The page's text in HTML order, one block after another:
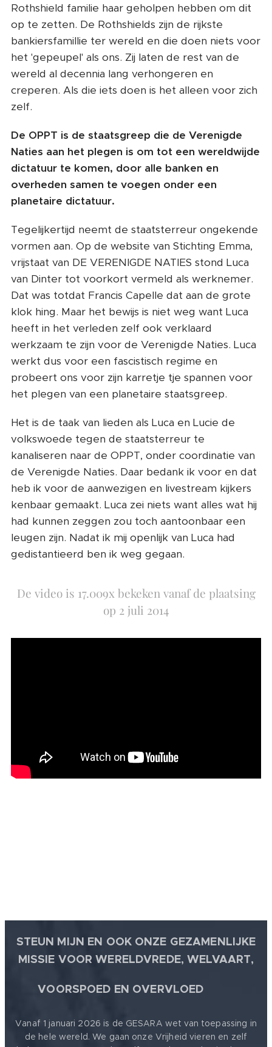
Rothshield familie haar geholpen hebben om dit
op te zetten. De Rothshields zijn de rijkste
bankiersfamillie ter wereld en die doen niets voor
het 'gepeupel' als ons. Zij laten de rest van de
wereld al decennia lang verhongeren en
creperen. Als die iets doen is het alleen voor zich
zelf.
De OPPT is de staatsgreep die de Verenigde
Naties aan het plegen is om tot een wereldwijde
dictatuur te komen, door alle banken en
overheden samen te voegen onder een
planetaire dictatuur.
Tegelijkertijd neemt de staatsterreur ongekende
vormen aan. Op de website van Stichting Emma,
vrijstaat van DE VERENIGDE NATIES stond Luca
van Dinter tot voorkort vermeld als werknemer.
Dat was totdat Francis Capelle dat aan de grote
klok hing. Maar het bewijs is niet weg want Luca
heeft in het verleden zelf ook verklaard
werkzaam te zijn voor de Verenigde Naties. Luca
werkt dus voor een fascistisch regime en
probeert ons voor zijn karretje tje spannen voor
het plegen van een planetaire staatsgreep.
Het is de taak van lieden als Luca en Lucie de
volkswoede tegen de staatsterreur te
kanaliseren naar de OPPT, onder coordinatie van
de Verenigde Naties. Daar bedank ik voor en dat
heb ik voor de aanwezigen en livestream kijkers
kenbaar gemaakt. Luca zei niets want alles wat hij
had kunnen zeggen zou toch aantoonbaar een
leugen zijn. Nadat ik mij openlijk van Luca had
gedistantieerd ben ik weg gegaan.
De video is 17.009x bekeken vanaf de plaatsing
op 2 juli 2014
STEUN MIJN EN OOK ONZE GEZAMENLIJKE
MISSIE VOOR WERELDVREDE, WELVAART,
VOORSPOED EN OVERVLOED
Vanaf 1 januari 2026 is de GESARA wet van toepassing in
de hele wereld. We gaan onze Vrijheid vieren en zelf